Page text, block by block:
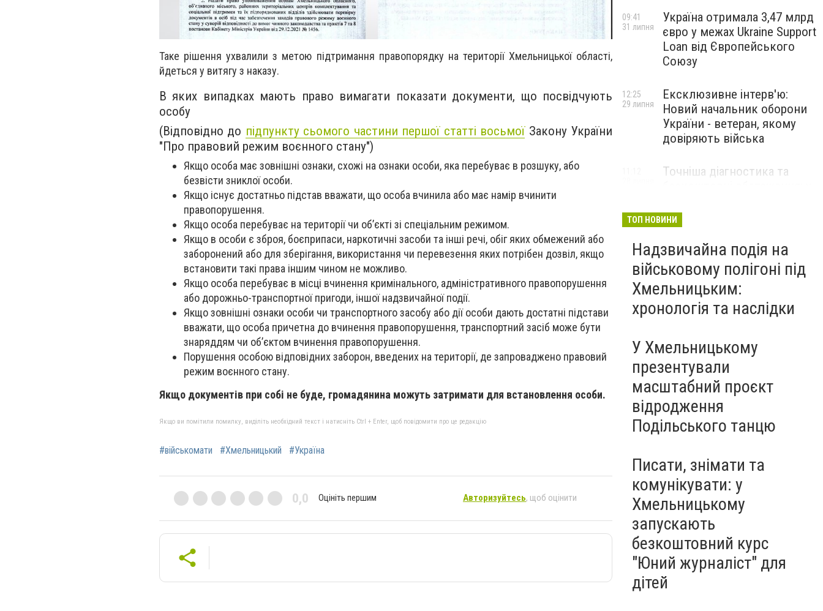
Таке рішення ухвалили з метою підтримання правопорядку на території Хмельницької області,
йдеться у витягу з наказу.
В яких випадках мають право вимагати показати документи, що посвідчують
особу
(Відповідно до підпункту сьомого частини першої статті восьмоїЗакону України
"Про правовий режим воєнного стану")
Якщо особа має зовнішні ознаки, схожі на ознаки особи, яка перебуває в розшуку, або
безвісти зниклої особи.
Якщо існує достатньо підстав вважати, що особа вчинила або має намір вчинити
правопорушення.
Якщо особа перебуває на території чи об’єкті зі спеціальним режимом.
Якщо в особи є зброя, боєприпаси, наркотичні засоби та інші речі, обіг яких обмежений або
заборонений або для зберігання, використання чи перевезення яких потрібен дозвіл, якщо
встановити такі права іншим чином не можливо.
Якщо особа перебуває в місці вчинення кримінального, адміністративного правопорушення
або дорожньо-транспортної пригоди, іншої надзвичайної події.
Якщо зовнішні ознаки особи чи транспортного засобу або дії особи дають достатні підстави
вважати, що особа причетна до вчинення правопорушення, транспортний засіб може бути
знаряддям чи об’єктом вчинення правопорушення.
Порушення особою відповідних заборон, введених на території, де запроваджено правовий
режим воєнного стану.
Якщо документів при собі не буде, громадянина можуть затримати для встановлення особи.
Якщо ви помітили помилку, виділіть необхідний текст і натисніть Ctrl + Enter, щоб повідомити про це редакцію
#військомати #Хмельницький #Україна
0,0 Оцініть першим Авторизуйтесь, щоб оцінити
Україна отримала 3,47 млрд
євро у межах Ukraine Support
Loan від Європейського
Союзу
09:41
31 липня
Ексклюзивне інтерв'ю:
Новий начальник оборони
України - ветеран, якому
довіряють війська
12:25
29 липня
Точніша діагностика та
протипухлинному центрі
запрацював новий
томограф
Паперовий флот замість
Чорноморського: як реальні
втрати Росії перетворилися
на дитячу аплікацію
23:42
27 липня
ТОП НОВИНИ
Надзвичайна подія на
військовому полігоні під
Хмельницьким:
хронологія та наслідки
У Хмельницькому
презентували
масштабний проєкт
відродження
Подільського танцю
Писати, знімати та
комунікувати: у
Хмельницькому
запускають
безкоштовний курс
"Юний журналіст" для
дітей